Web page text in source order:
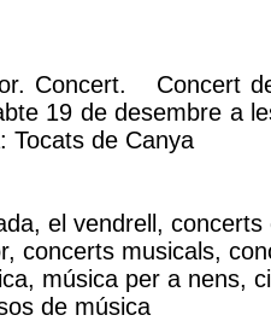
Concert. Concert
19 de desembre a
Tocats de Canya
, el vendrell , concerts
, concerts musicals,
, música per a nens,
de música